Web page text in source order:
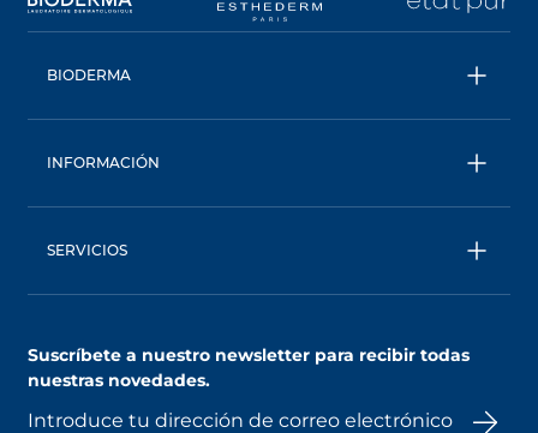
BIODERMA
Conoce más sobre la marca
Consejo Experto
INFORMACIÓN
Seguimiento de pedidos
Términos de uso del sitio web
Términos y condiciones de promociones
SERVICIOS
Asesoría Personalizada
Suscríbete a nuestro newsletter para recibir todas
nuestras novedades.